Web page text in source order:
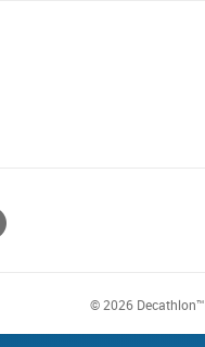
© 2026